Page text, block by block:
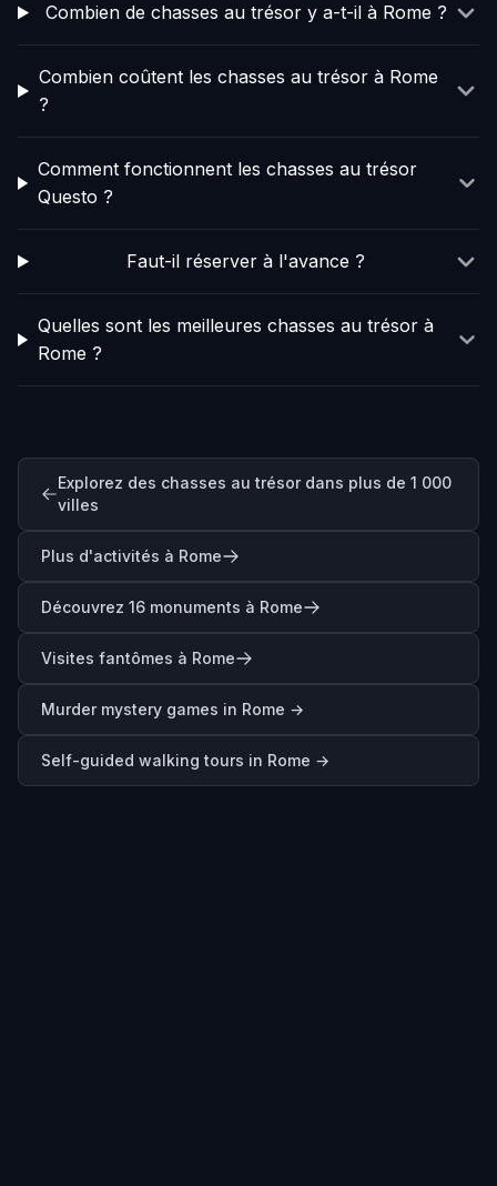
Combien de chasses au trésor y a-t-il à Rome ?
Combien coûtent les chasses au trésor à Rome
?
Comment fonctionnent les chasses au trésor
Questo ?
Faut-il réserver à l'avance ?
Quelles sont les meilleures chasses au trésor à
Rome ?
Explorez des chasses au trésor dans plus de 1 000
villes
Plus d'activités à Rome
Découvrez 16 monuments à Rome
Visites fantômes à Rome
Murder mystery games in Rome →
Self-guided walking tours in Rome →